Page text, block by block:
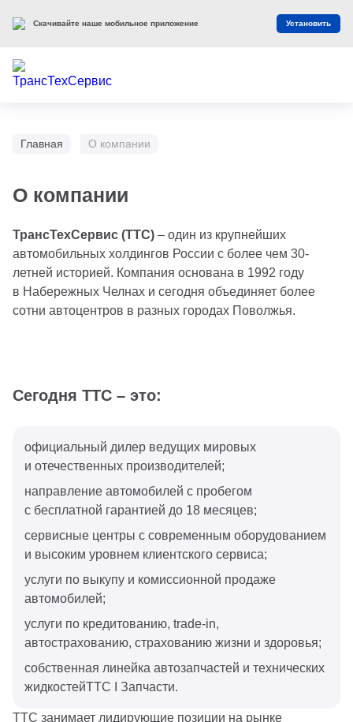
Главная О компании
О компании
ТрансТехСервис (ТТС) – один из крупнейших
автомобильных холдингов России с более чем 30-
летней историей. Компания основана в 1992 году
в Набережных Челнах и сегодня объединяет более
сотни автоцентров в разных городах Поволжья.
Сегодня ТТС – это:
официальный дилер ведущих мировых
и отечественных производителей;
направление автомобилей с пробегом
с бесплатной гарантией до 18 месяцев;
сервисные центры с современным оборудованием
и высоким уровнем клиентского сервиса;
услуги по выкупу и комиссионной продаже
автомобилей;
услуги по кредитованию, trade-in,
автострахованию, страхованию жизни и здоровья;
собственная линейка автозапчастей и технических
жидкостейТТС I Запчасти.
ТТС занимает лидирующие позиции на рынке
Скачивайте наше мобильное приложение Установить